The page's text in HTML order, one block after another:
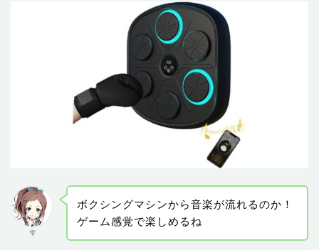
雫
ボクシングマシンから音楽が流れるのか！
ゲーム感覚で楽しめるね